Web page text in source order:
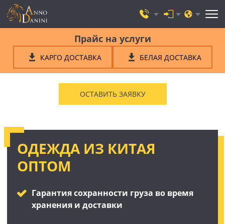
Прайс на услуги
КАРГО ДОСТАВКА БЕЛАЯ ДОСТАВКА
ОСТАВИТЬ ЗАЯВКУ
ОДЕЖДА ИЗ КИТАЯ
ОПТОМ
Гарантия сохранности груза во время
хранения и доставки